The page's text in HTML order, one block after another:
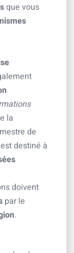
que vous
la
de
destiné à
doivent
par le
.